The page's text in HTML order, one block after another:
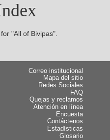
"All of Bivipas".
Correo institucional
Mapa del sitio
Redes Sociales
FAQ
Quejas y reclamos
Atención en línea
Encuesta
Contáctenos
Estadísticas
Glosario